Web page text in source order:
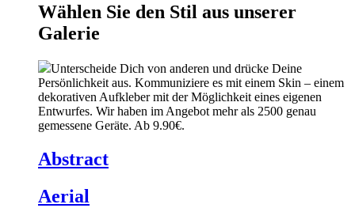
Wählen Sie den Stil aus unserer
Galerie
Unterscheide Dich von anderen und drücke Deine
Persönlichkeit aus. Kommuniziere es mit einem Skin – einem
dekorativen Aufkleber mit der Möglichkeit eines eigenen
Entwurfes. Wir haben im Angebot mehr als 2500 genau
gemessene Geräte. Ab 9.90€.
Abstract
Aerial